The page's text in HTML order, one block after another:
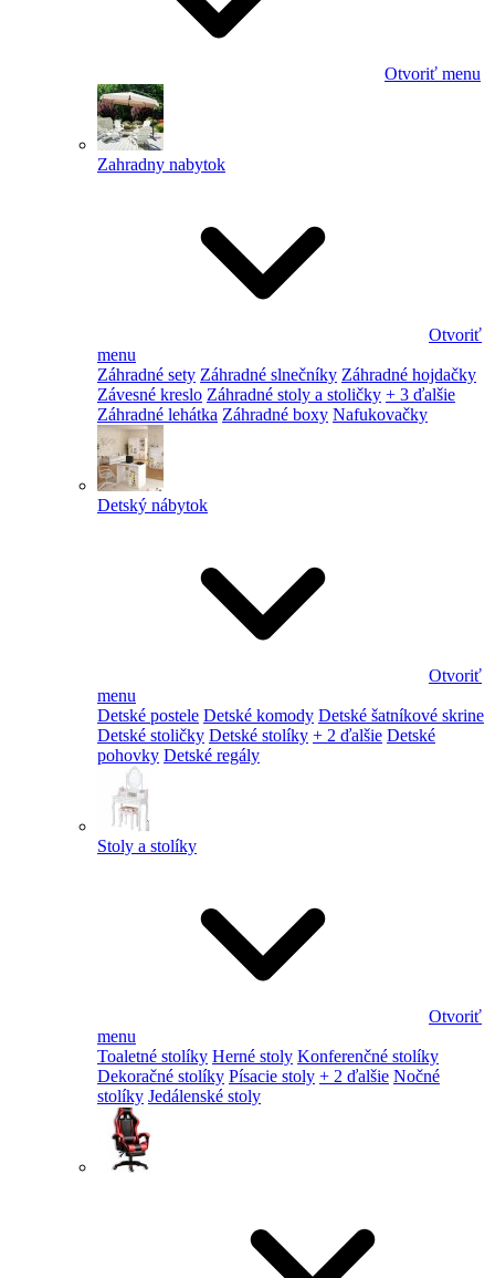
Otvoriť menu
Zahradny nabytok
Otvoriť
menu
Záhradné sety Záhradné slnečníky Záhradné hojdačky
Závesné kreslo Záhradné stoly a stoličky + 3 ďalšie
Záhradné lehátka Záhradné boxy Nafukovačky
Detský nábytok
Otvoriť
menu
Detské postele Detské komody Detské šatníkové skrine
Detské stoličky Detské stolíky + 2 ďalšie Detské
pohovky Detské regály
Stoly a stolíky
Otvoriť
menu
Toaletné stolíky Herné stoly Konferenčné stolíky
Dekoračné stolíky Písacie stoly + 2 ďalšie Nočné
stolíky Jedálenské stoly